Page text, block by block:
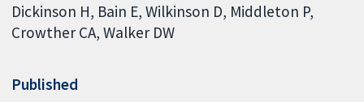
Dickinson H Bain E Wilkinson D Middleton P
Crowther CA Walker DW
Published